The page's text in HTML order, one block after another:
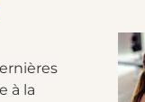
à la